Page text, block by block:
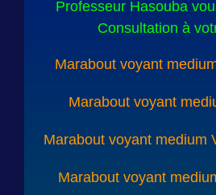
Professeur Hasouba
Consultation à
Marabout voyant
Marabout voyant
Marabout voyant medium
Marabout voyant